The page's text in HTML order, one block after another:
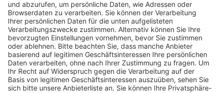
Pässe und Vereinswechsel
Trainerausbildung
Schulungsangebot Vereinsmitarbeiter
BFV-Geschäftsstellen
Trainerbörse
Login SpielPlus